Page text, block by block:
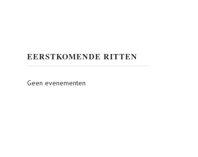
EERSTKOMENDE RITTEN
Geen evenementen